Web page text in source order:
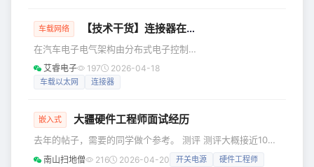
频繁移
如军用和商用飞机中的发动机控制、机
些连接器采用紧凑的设计，增强了信号
完整性 (SI) 并符合监管标准，简化了实
施，同时提高了整体性能和可
车载网络 【技术干货】连接器在汽车电子的域控制单元扮演重要角色
在汽车电子电气架构由分布式电子控制
单元（ECU）走向域控制单元（Domain
Control Unit, DCU）的演进过程中，连
全与整车可制造性的关键元器件。本文
的核心角色，以及Molex（莫仕）
DuraClik连接器的产品特性与优势。 连
艾睿电子 197 2026-04-18
车载以太网 连接器
嵌入式 大疆硬件工程师面试经历
去年的帖子，需要的同学做个参考。 测评 测评大概接近100
道题，性格测试和行测题（约20道，基本上都是逻辑推理
南山扫地僧 216 2026-04-20 开关电源 硬件工程师